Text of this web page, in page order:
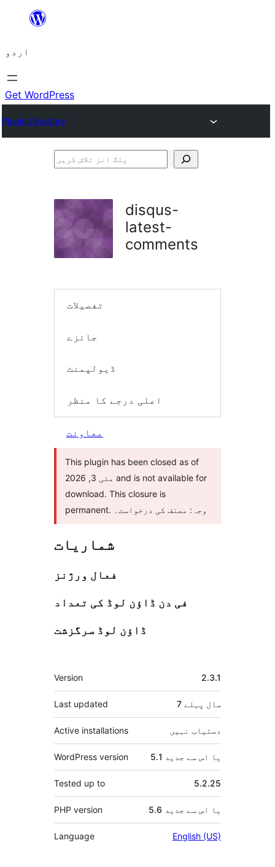
چھوڑیں
پر
جائیں
اردو
Get WordPress
Plugin Directory
پلگ
کریں
disqus-
latest-
comments
تفصیلات
جائزے
ڈیولپمنٹ
اعلی درجے کا منظر
معاونت
This plugin has been closed as of
مئی 3, 2026 and is not available for
download. This closure is
permanent. وجہ: مصنف کی درخواست۔
شماریات
فعال ورژنز
فی دن ڈاؤن لوڈ کی تعداد
ڈاؤن لوڈ سرگزشت
میٹا
Version 2.3.1
Last updated 7 سال پہلے
Active installations دستیاب نہیں
WordPress version 5.1 یا اس سے جدید
Tested up to 5.2.25
PHP version 5.6 یا اس سے جدید
Language English (US)